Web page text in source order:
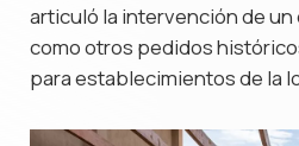
articuló la intervención de un
como otros pedidos
para establecimientos de la